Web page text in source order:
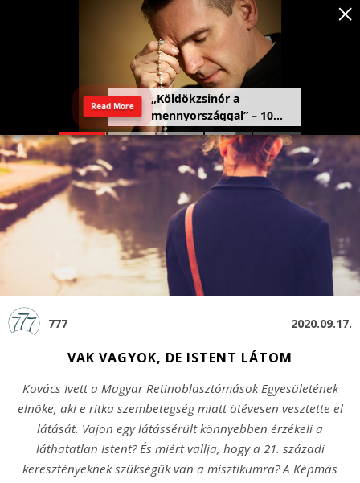
777 2020.09.17.
VAK VAGYOK, DE ISTENT LÁTOM
Kovács Ivett a Magyar Retinoblasztómások Egyesületének
elnöke, aki e ritka szembetegség miatt ötévesen vesztette el
látását. Vajon egy látássérült könnyebben érzékeli a
láthatatlan Istent? És miért vallja, hogy a 21. századi
keresztényeknek szükségük van a misztikumra? A Képmás
Szeretetország: a haza,
amely a szívben kezdődik
Read More